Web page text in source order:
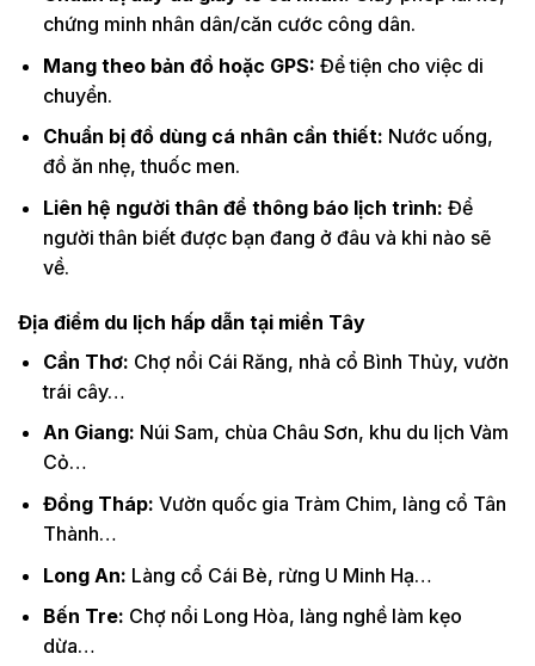
chứng minh nhân dân/căn cước công dân.
Mang theo bản đồ hoặc GPS: Để tiện cho việc di
chuyển.
Chuẩn bị đồ dùng cá nhân cần thiết: Nước uống,
đồ ăn nhẹ, thuốc men.
Liên hệ người thân để thông báo lịch trình: Để
người thân biết được bạn đang ở đâu và khi nào sẽ
về.
Địa điểm du lịch hấp dẫn tại miền Tây
Cần Thơ: Chợ nổi Cái Răng, nhà cổ Bình Thủy, vườn
trái cây…
An Giang: Núi Sam, chùa Châu Sơn, khu du lịch Vàm
Cỏ…
Đồng Tháp: Vườn quốc gia Tràm Chim, làng cổ Tân
Thành…
Long An: Làng cổ Cái Bè, rừng U Minh Hạ…
Bến Tre: Chợ nổi Long Hòa, làng nghề làm kẹo
dừa…